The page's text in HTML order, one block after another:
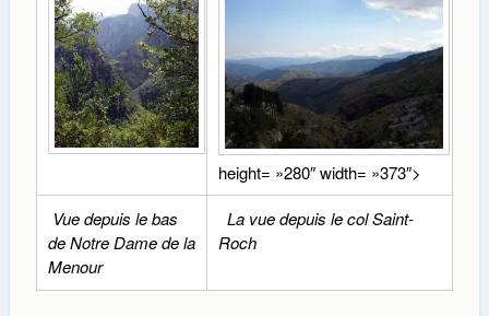
height= »280″ width= »373″>
Vue depuis le bas
de Notre Dame de la
Menour
La vue depuis le col Saint-
Roch